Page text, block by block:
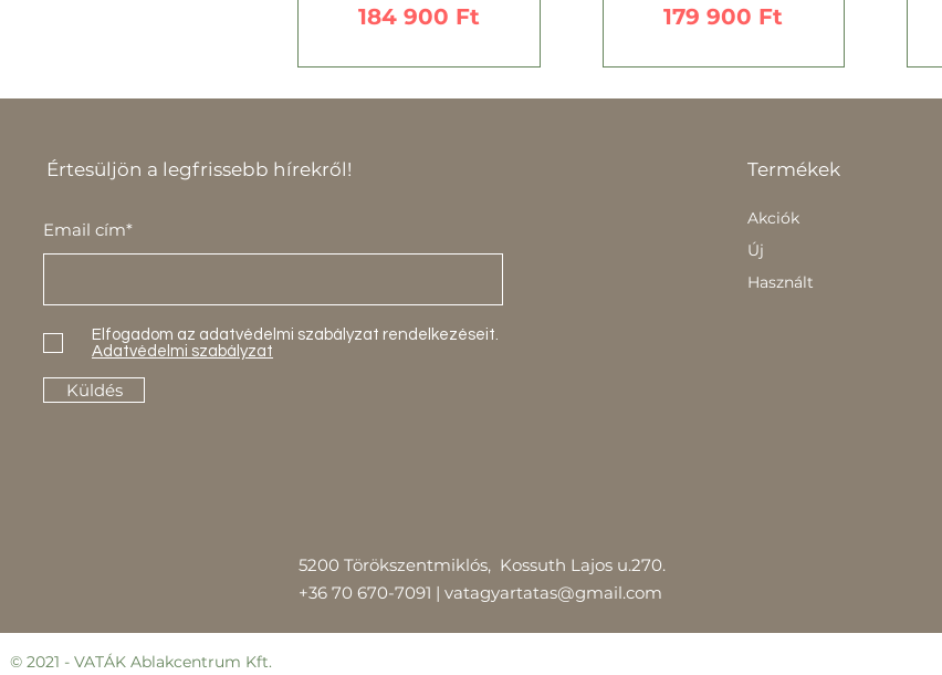
Ár
184 900 Ft Ár
179 900 Ft
Értesüljön a legfrissebb hírekről!
Email cím*
Elfogadom az adatvédelmi szabályzat rendelkezéseit.
Adatvédelmi szabályzat
Küldés
Termékek
Akciók
Új
Használt
5200 Törökszentmiklós, Kossuth Lajos u.270.
+36 70 670-7091 | vatagyartatas@gmail.com
© 2021 - VATÁK Ablakcentrum Kft.